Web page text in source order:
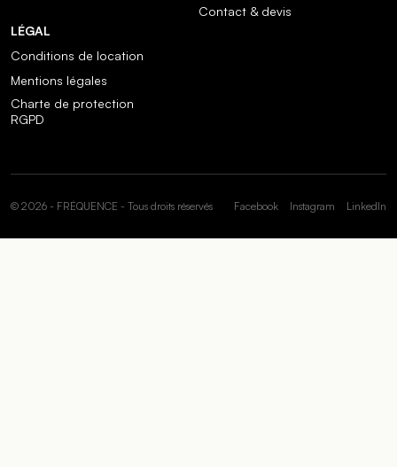
Contact & devis
LÉGAL
Conditions de location
Mentions légales
Charte de protection
RGPD
© 2026 - FRÉQUENCE - Tous droits réservés Facebook Instagram LinkedIn